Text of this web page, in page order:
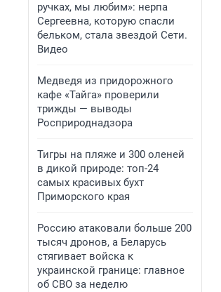
ручках, мы любим»: нерпа
Сергеевна, которую спасли
бельком, стала звездой Сети.
Видео
Медведя из придорожного
кафе «Тайга» проверили
трижды — выводы
Росприроднадзора
Тигры на пляже и 300 оленей
в дикой природе: топ-24
самых красивых бухт
Приморского края
Россию атаковали больше 200
тысяч дронов, а Беларусь
стягивает войска к
украинской границе: главное
об СВО за неделю